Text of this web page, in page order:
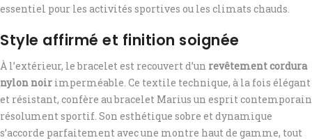
essentiel pour les activités sportives ou les climats chauds.
Style affirmé et finition soignée
À l’extérieur, le bracelet est recouvert d’un revêtement cordura
nylon noir imperméable. Ce textile technique, à la fois élégant
et résistant, confère au bracelet Marius un esprit contemporain
résolument sportif. Son esthétique sobre et dynamique
s’accorde parfaitement avec une montre haut de gamme, tout